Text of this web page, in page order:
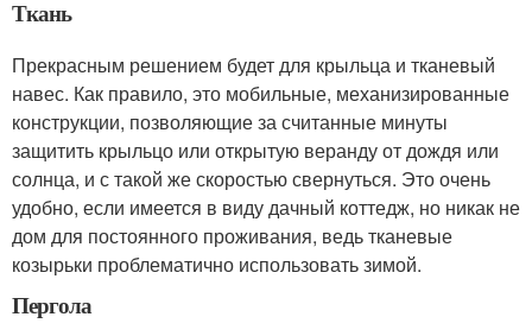
Ткань
Прекрасным решением будет для крыльца и тканевый
навес. Как правило, это мобильные, механизированные
конструкции, позволяющие за считанные минуты
защитить крыльцо или открытую веранду от дождя или
солнца, и с такой же скоростью свернуться. Это очень
удобно, если имеется в виду дачный коттедж, но никак не
дом для постоянного проживания, ведь тканевые
козырьки проблематично использовать зимой.
Пергола